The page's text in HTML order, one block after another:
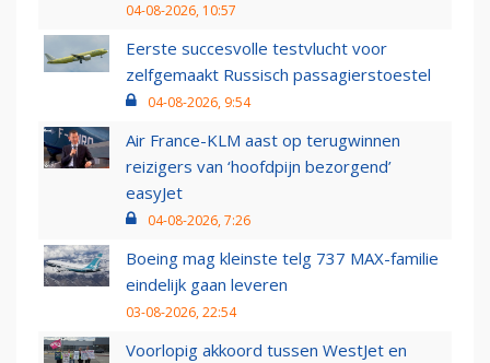
04-08-2026, 10:57
Eerste succesvolle testvlucht voor
zelfgemaakt Russisch passagierstoestel
04-08-2026, 9:54
Air France-KLM aast op terugwinnen
reizigers van ‘hoofdpijn bezorgend’
easyJet
04-08-2026, 7:26
Boeing mag kleinste telg 737 MAX-familie
eindelijk gaan leveren
03-08-2026, 22:54
Voorlopig akkoord tussen WestJet en